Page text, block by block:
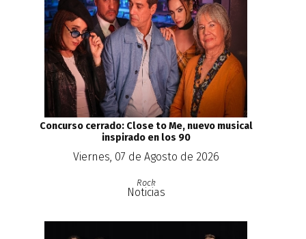
Concurso cerrado: Close to Me, nuevo musical
inspirado en los 90
Viernes, 07 de Agosto de 2026
Rock
Noticias